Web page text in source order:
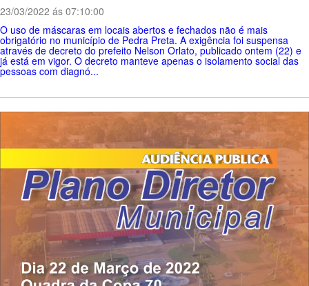
23/03/2022 ás 07:10:00
O uso de máscaras em locais abertos e fechados não é mais
obrigatório no município de Pedra Preta. A exigência foi suspensa
através de decreto do prefeito Nelson Orlato, publicado ontem (22) e
já está em vigor. O decreto manteve apenas o isolamento social das
pessoas com diagnó...